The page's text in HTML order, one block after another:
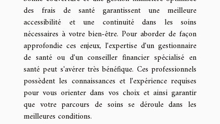
des frais de santé garantissent une meilleure
accessibilité et une continuité dans les soins
nécessaires à votre bien-être. Pour aborder de façon
approfondie ces enjeux, l'expertise d'un gestionnaire
de santé ou d'un conseiller financier spécialisé en
santé peut s'avérer très bénéfique. Ces professionnels
possèdent les connaissances et l'expérience requises
pour vous orienter dans vos choix et ainsi garantir
que votre parcours de soins se déroule dans les
meilleures conditions.